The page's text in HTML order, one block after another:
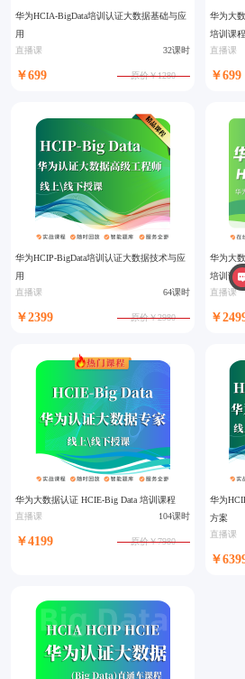
华为HCIA-BigData培训认证大数据基础与应
用
直播课
32课时
￥699 原价￥1280
华为大
培训课程
直播课
￥699
华为HCIP-BigData培训认证大数据技术与应
用
直播课
64课时
￥2399 原价￥2980
华为大
培训课程
直播课
￥
华为大数据认证 HCIE-Big Data 培训课程
直播课
104课时
￥4199 原价￥7980
华为
方案
直播课
￥